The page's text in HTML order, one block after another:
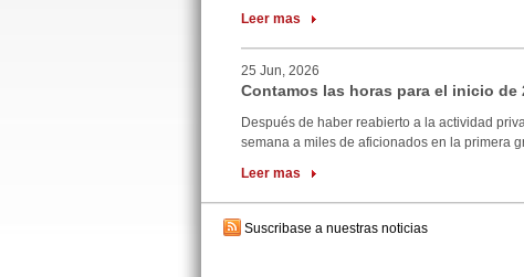
Leer mas
25 Jun, 2026
Contamos las horas para el inicio
Después de haber reabierto a la actividad
semana a miles de aficionados en la primera
Leer mas
Suscribase a nuestras noticias